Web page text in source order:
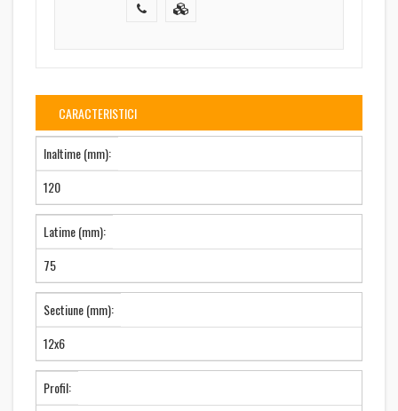
CARACTERISTICI
Inaltime (mm):
120
Latime (mm):
75
Sectiune (mm):
12x6
Profil: